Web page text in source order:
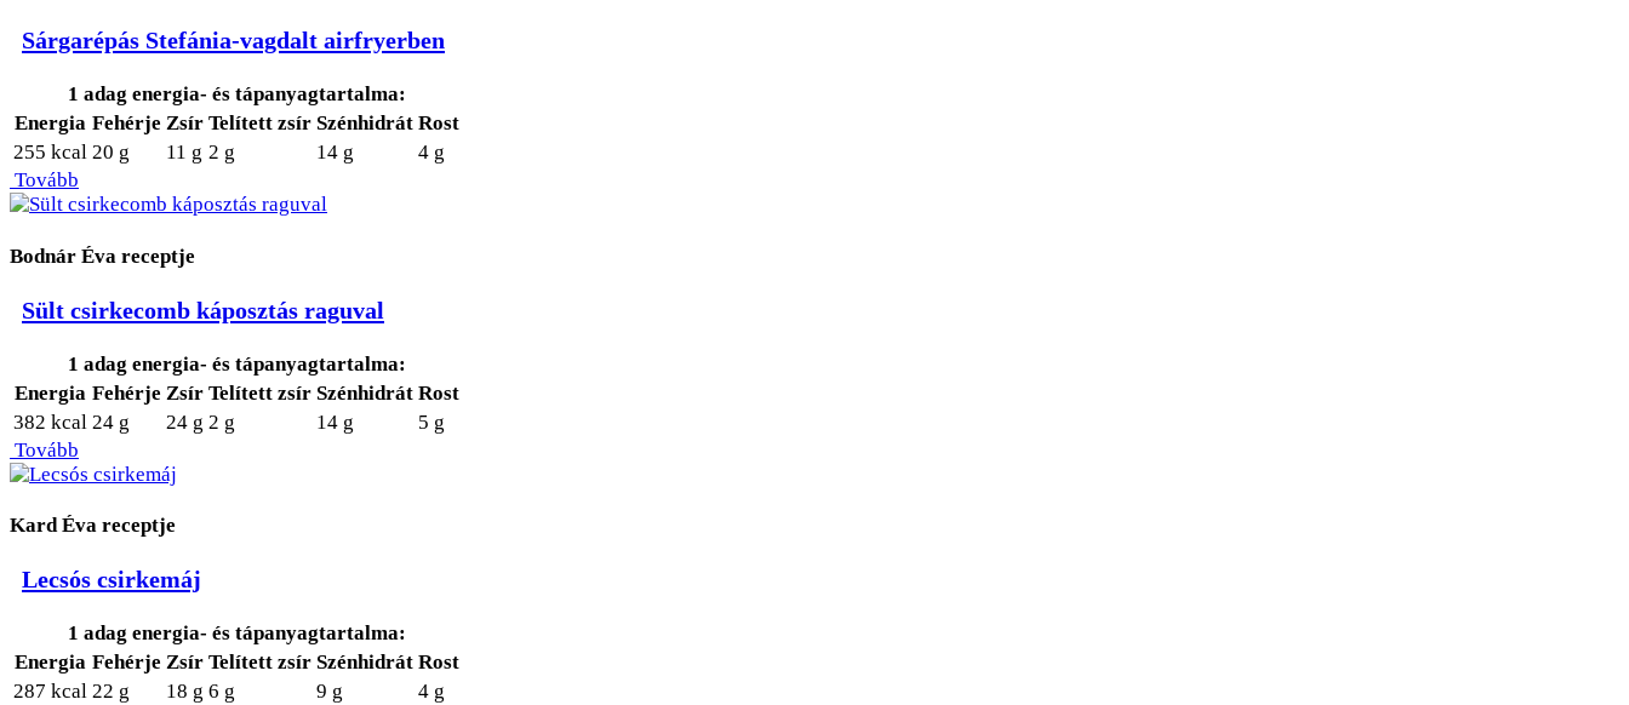
Sárgarépás Stefánia-vagdalt airfryerben
1 adag energia- és tápanyagtartalma:
Energia Fehérje Zsír Telített zsír Szénhidrát Rost
255 kcal 20 g 11 g 2 g 14 g
4 g
Tovább
Bodnár Éva receptje
Sült csirkecomb káposztás raguval
1 adag energia- és tápanyagtartalma:
Energia Fehérje Zsír Telített zsír Szénhidrát Rost
382 kcal 24 g 24 g 2 g 14 g
5 g
Tovább
Kard Éva receptje
Lecsós csirkemáj
1 adag energia- és tápanyagtartalma:
Energia Fehérje Zsír Telített zsír Szénhidrát Rost
287 kcal 22 g 18 g 6 g 9 g
4 g